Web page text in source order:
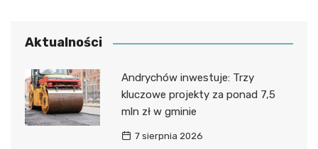
Aktualności
Andrychów inwestuje: Trzy
kluczowe projekty za ponad 7,5
mln zł w gminie
7 sierpnia 2026